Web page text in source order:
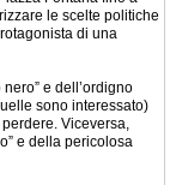
le scelte politiche
di una
e dell’ordigno
sono interessato)
Viceversa,
e della pericolosa